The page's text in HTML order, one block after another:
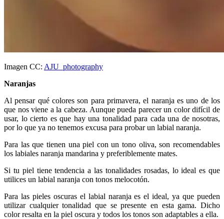
Imagen CC: AJU_photography
Naranjas
Al pensar qué colores son para primavera, el naranja es uno de los
que nos viene a la cabeza. Aunque pueda parecer un color difícil de
usar, lo cierto es que hay una tonalidad para cada una de nosotras,
por lo que ya no tenemos excusa para probar un labial naranja.
Para las que tienen una piel con un tono oliva, son recomendables
los labiales naranja mandarina y preferiblemente mates.
Si tu piel tiene tendencia a las tonalidades rosadas, lo ideal es que
utilices un labial naranja con tonos melocotón.
Para las pieles oscuras el labial naranja es el ideal, ya que pueden
utilizar cualquier tonalidad que se presente en esta gama. Dicho
color resalta en la piel oscura y todos los tonos son adaptables a ella.